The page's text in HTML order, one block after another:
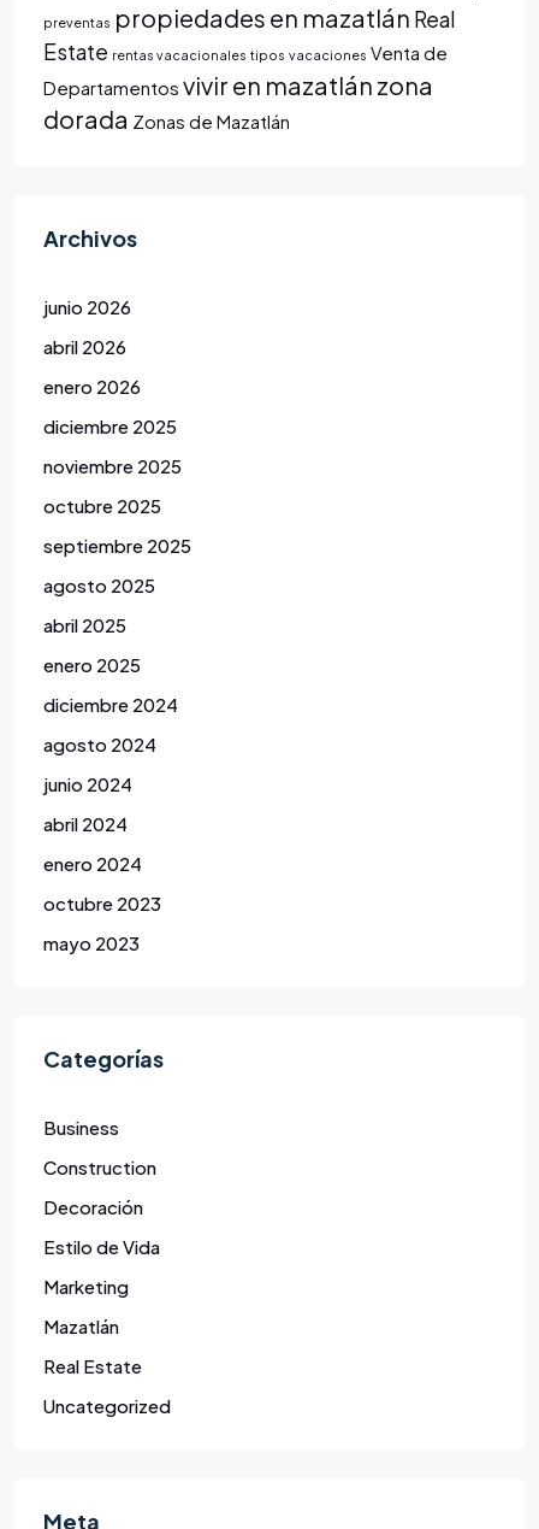
preventas propiedades en mazatlán Real
Estate rentas vacacionales tipos vacaciones Venta de
Departamentos vivir en mazatlán zona
dorada Zonas de Mazatlán
Archivos
junio 2026
abril 2026
enero 2026
diciembre 2025
noviembre 2025
octubre 2025
septiembre 2025
agosto 2025
abril 2025
enero 2025
diciembre 2024
agosto 2024
junio 2024
abril 2024
enero 2024
octubre 2023
mayo 2023
Categorías
Business
Construction
Decoración
Estilo de Vida
Marketing
Mazatlán
Real Estate
Uncategorized
Meta